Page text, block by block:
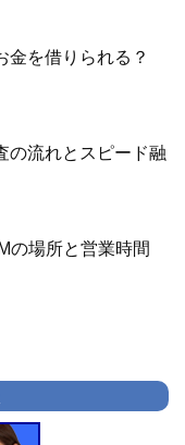
金を借りられる？
の流れとスピード融
の場所と営業時間